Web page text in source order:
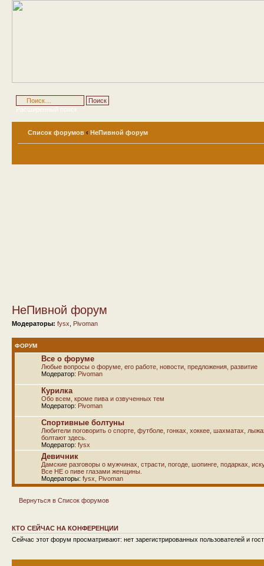
Расширенный поиск
Список форумов ‹ НеПивной форум
НеПивной форум
Модераторы: fysx Pivoman
ФОРУМ
Все о форуме
Любые вопросы о форуме, его работе, новости, предложения, развитие
Модератор: Pivoman
Курилка
Обо всем, кроме пива и озвученных тем
Модератор: Pivoman
Спортивные болтуны
Любители поговорить о спорте, футболе, гонках, хоккее, шахматах,
болтают здесь.
Модератор: fysx
Девичник
Дамские разговоры о мужчинах, страсти, погоде, шопинге, подарках,
Все НЕ о пиве глазами женщины.
Модераторы: fysx Pivoman
Вернуться в Список форумов
КТО СЕЙЧАС НА КОНФЕРЕНЦИИ
Сейчас этот форум просматривают: нет зарегистрированных пользователей и